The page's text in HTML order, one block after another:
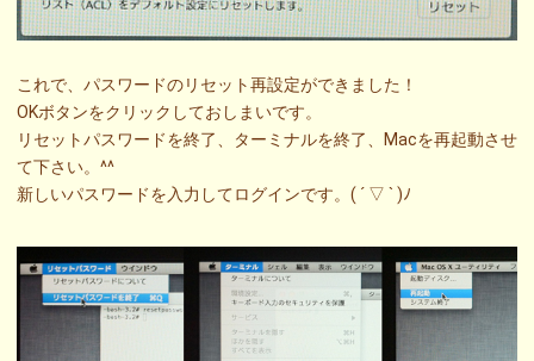
これで、パスワードのリセット再設定ができました！
OKボタンをクリックしておしまいです。
リセットパスワードを終了、ターミナルを終了、Macを再起動させ
て下さい。^^
新しいパスワードを入力してログインです。( ´ ▽ ` )ﾉ